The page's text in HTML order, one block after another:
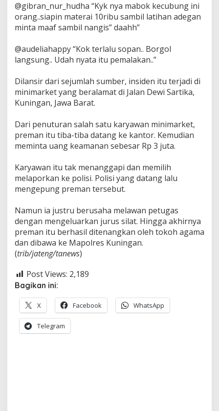
@gibran_nur_hudha “Kyk nya mabok kecubung ini
orang..siapin materai 10ribu sambil latihan adegan
minta maaf sambil nangis” daahh”
@audeliahappy “Kok terlalu sopan.. Borgol
langsung.. Udah nyata itu pemalakan..”
Dilansir dari sejumlah sumber, insiden itu terjadi di
minimarket yang beralamat di Jalan Dewi Sartika,
Kuningan, Jawa Barat.
Dari penuturan salah satu karyawan minimarket,
preman itu tiba-tiba datang ke kantor. Kemudian
meminta uang keamanan sebesar Rp 3 juta.
Karyawan itu tak menanggapi dan memilih
melaporkan ke polisi. Polisi yang datang lalu
mengepung preman tersebut.
Namun ia justru berusaha melawan petugas
dengan mengeluarkan jurus silat. Hingga akhirnya
preman itu berhasil ditenangkan oleh tokoh agama
dan dibawa ke Mapolres Kuningan.
(trib/jateng/tanews)
Post Views: 2,189
Bagikan ini:
X Facebook WhatsApp
Telegram